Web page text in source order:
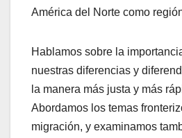
América del Norte como
Hablamos sobre la
nuestras diferencias y
la manera más justa y más
Abordamos los temas
migración, y examinamos